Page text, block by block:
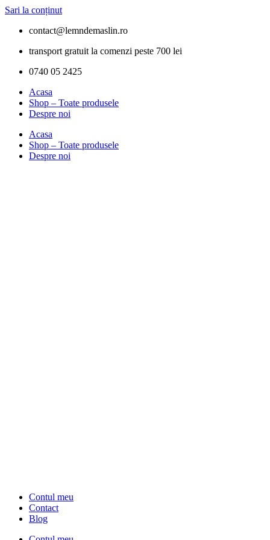
Sari la conținut
contact@lemndemaslin.ro
transport gratuit la comenzi peste 700 lei
0740 05 2425
Acasa
Shop – Toate produsele
Despre noi
Acasa
Shop – Toate produsele
Despre noi
Contul meu
Contact
Blog